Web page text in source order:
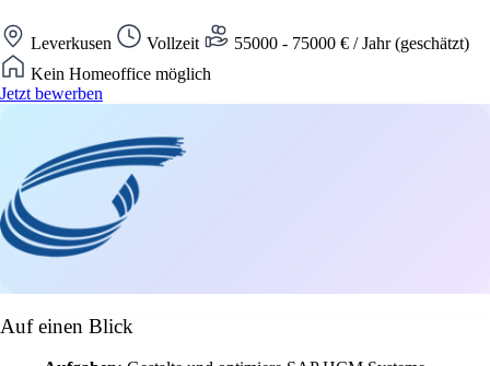
Leverkusen Vollzeit
55000 - 75000 € / Jahr (geschätzt)
Kein Homeoffice möglich
Jetzt bewerben
Auf einen Blick